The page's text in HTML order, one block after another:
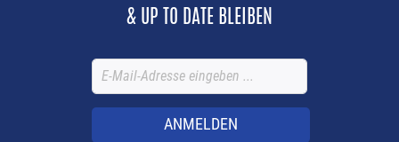
& UP TO DATE BLEIBEN
ANMELDEN